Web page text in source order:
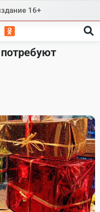
16+